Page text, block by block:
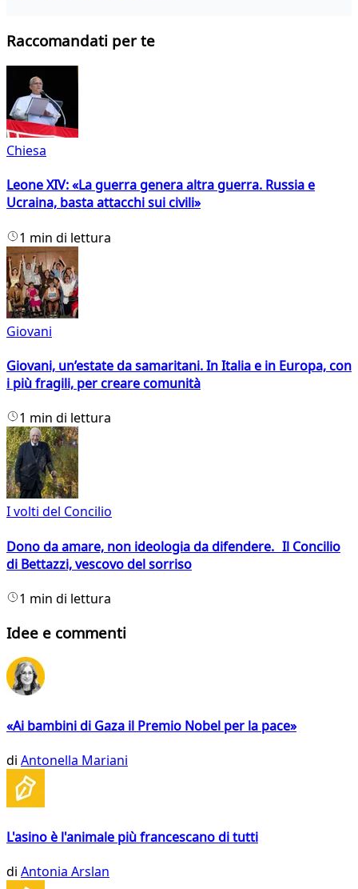
Raccomandati per te
Chiesa
Leone XIV: «La guerra genera altra guerra. Russia e
Ucraina, basta attacchi sui civili»
1 min di lettura
Giovani
Giovani, un’estate da samaritani. In Italia e in Europa, con
i più fragili, per creare comunità
1 min di lettura
I volti del Concilio
Dono da amare, non ideologia da difendere. Il Concilio
di Bettazzi, vescovo del sorriso
1 min di lettura
Idee e commenti
«Ai bambini di Gaza il Premio Nobel per la pace»
di Antonella Mariani
L'asino è l'animale più francescano di tutti
di Antonia Arslan